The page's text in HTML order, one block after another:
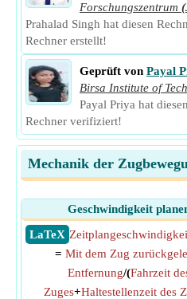
Forschungszentrum
Prahalad Singh hat diesen
Rechner erstellt!
Geprüft von Payal
Birsa Institute of
Payal Priya hat
Rechner verifiziert!
Mechanik der
Geschwindigkeit
​ LaTeX
= Mit dem Zug
Entfernung/(Fahrzeit
Zuges+Haltestellenzeit des